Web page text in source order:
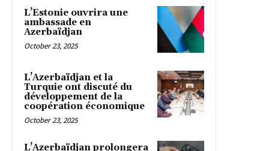
L’Estonie ouvrira une
ambassade en
Azerbaïdjan
October 23, 2025
L’Azerbaïdjan et la
Turquie ont discuté du
développement de la
coopération économique
October 23, 2025
L’Azerbaïdjan prolongera